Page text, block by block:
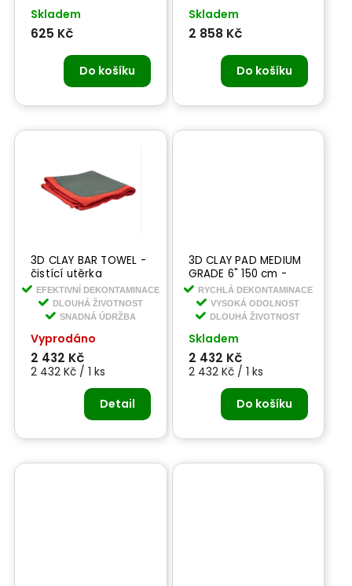
Skladem
625 Kč
Do košíku
Skladem
2 858 Kč
Do košíku
3D CLAY BAR TOWEL -
čistící utěrka
EFEKTIVNÍ DEKONTAMINACE
DLOUHÁ ŽIVOTNOST
SNADNÁ ÚDRŽBA
Vyprodáno
2 432 Kč
2 432 Kč / 1 ks
Detail
3D CLAY PAD MEDIUM
GRADE 6" 150 cm -
čistící kotouč
RYCHLÁ DEKONTAMINACE
VYSOKÁ ODOLNOST
DLOUHÁ ŽIVOTNOST
Skladem
2 432 Kč
2 432 Kč / 1 ks
Do košíku